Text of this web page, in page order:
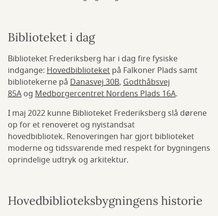
Biblioteket i dag
Biblioteket Frederiksberg har i dag fire fysiske
indgange: Hovedbiblioteket på Falkoner Plads samt
bibliotekerne på Danasvej 30B, Godthåbsvej
85A og Medborgercentret Nordens Plads 16A.
I maj 2022 kunne Biblioteket Frederiksberg slå dørene
op for et renoveret og nyistandsat
hovedbibliotek. Renoveringen har gjort biblioteket
moderne og tidssvarende med respekt for bygningens
oprindelige udtryk og arkitektur.
Hovedbiblioteksbygningens historie